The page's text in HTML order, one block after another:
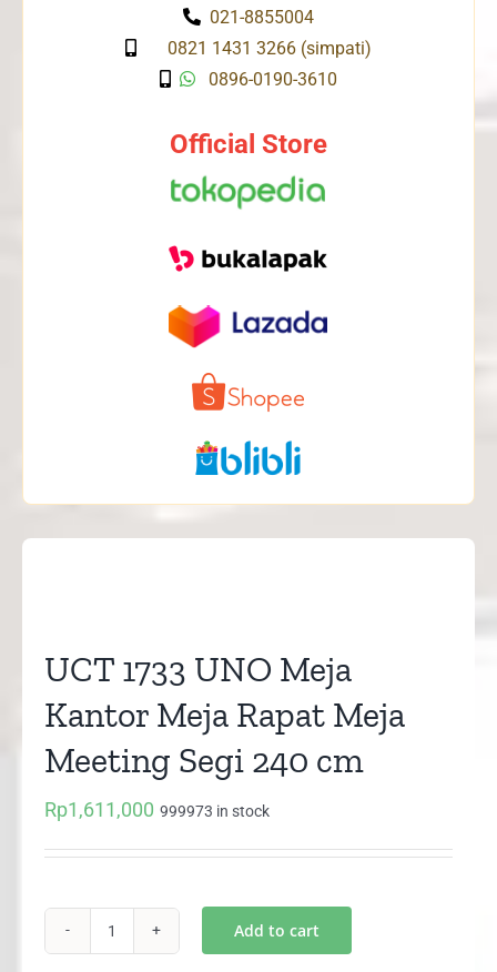
021-8855004
0821 1431 3266 (simpati)
0896-0190-3610
Official Store
UCT 1733 UNO Meja
Kantor Meja Rapat Meja
Meeting Segi 240 cm
Rp1,611,000 999973 in stock
Add to cart